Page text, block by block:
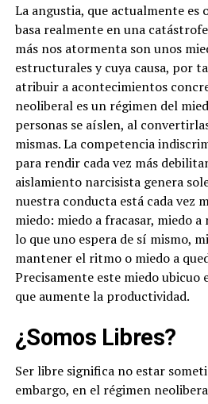
La angustia, que actualmente es
basa realmente en una
más nos atormenta son unos
estructurales y cuya causa, por
atribuir a acontecimientos
neoliberal es un régimen del
personas se aíslen, al
mismas. La competencia
para rendir cada vez más
aislamiento narcisista genera
nuestra conducta está cada vez
miedo: miedo a fracasar, miedo
lo que uno espera de sí mismo,
mantener el ritmo o miedo a
Precisamente este miedo ubicuo
que aumente la productividad.
¿Somos Libres?
Ser libre significa no estar
embargo, en el régimen